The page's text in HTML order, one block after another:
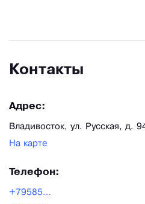
Контакты
Адрес:
Владивосток, ул. Русская, д.
На карте
Телефон:
+79585384040